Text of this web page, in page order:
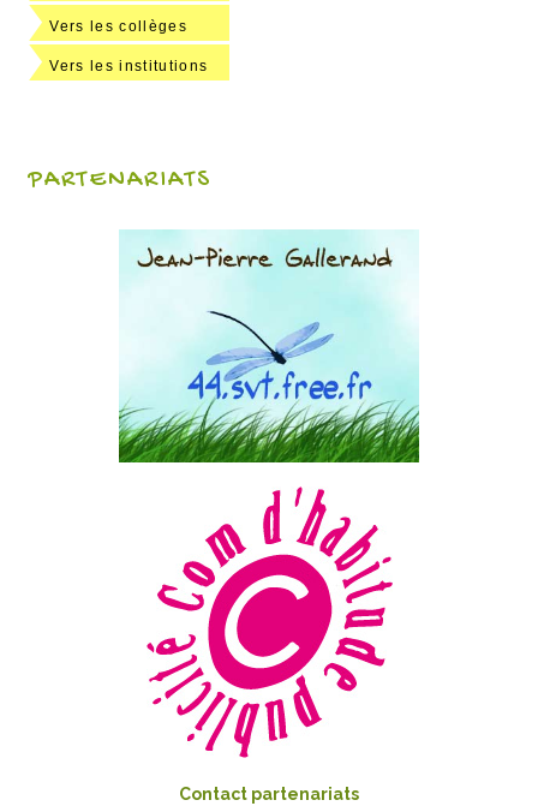
Vers les collèges
Vers les institutions
PARTENARIATS
Contact partenariats